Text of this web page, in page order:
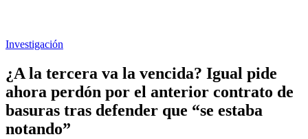
Investigación
¿A la tercera va la vencida? Igual pide
ahora perdón por el anterior contrato de
basuras tras defender que “se estaba
notando”